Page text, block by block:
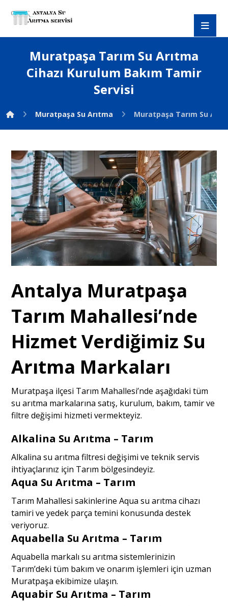
Muratpaşa Tarım Su Arıtma
Cihazı Kurulum Bakım Tamir
Servisi
Muratpaşa Su Arıtma Muratpaşa Tarım Su
Antalya Muratpaşa
Tarım Mahallesi’nde
Hizmet Verdiğimiz Su
Arıtma Markaları
Muratpaşa ilçesi Tarım Mahallesi’nde aşağıdaki tüm
su arıtma markalarına satış, kurulum, bakım, tamir ve
filtre değişimi hizmeti vermekteyiz.
Alkalina Su Arıtma – Tarım
Alkalina su arıtma filtresi değişimi ve teknik servis
ihtiyaçlarınız için Tarım bölgesindeyiz.
Aqua Su Arıtma – Tarım
Tarım Mahallesi sakinlerine Aqua su arıtma cihazı
tamiri ve yedek parça temini konusunda destek
veriyoruz.
Aquabella Su Arıtma – Tarım
Aquabella markalı su arıtma sistemlerinizin
Tarım’deki tüm bakım ve onarım işlemleri için uzman
Muratpaşa ekibimize ulaşın.
Aquabir Su Arıtma – Tarım